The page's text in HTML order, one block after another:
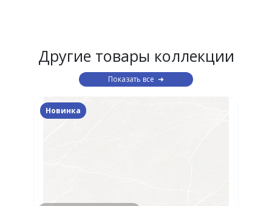
Другие товары коллекции
Показать все
Новинка